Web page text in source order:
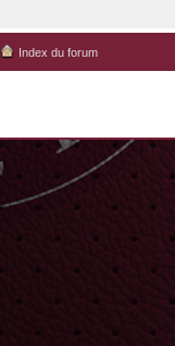
Index du forum